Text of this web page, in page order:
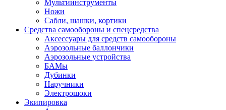
Мультиинструменты
Ножи
Сабли, шашки, кортики
Средства самообороны и спецсредства
Аксессуары для средств самообороны
Аэрозольные баллончики
Аэрозольные устройства
БАМы
Дубинки
Наручники
Электрошоки
Экипировка